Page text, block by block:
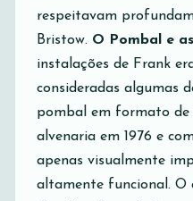
respeitavam
Bristow. O Pombal e
instalações de Frank
consideradas algumas
pombal em formato de
alvenaria em 1976 e
apenas visualmente
altamente funcional. O